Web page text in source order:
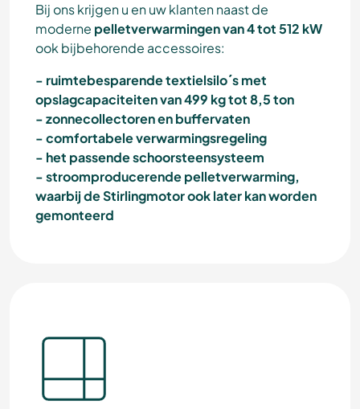
Bij ons krijgen u en uw klanten naast de
moderne pelletverwarmingen van 4 tot 512 kW
ook bijbehorende accessoires:
- ruimtebesparende textielsilo´s met
opslagcapaciteiten van 499 kg tot 8,5 ton
- zonnecollectoren en buffervaten
- comfortabele verwarmingsregeling
- het passende schoorsteensysteem
- stroomproducerende pelletverwarming,
waarbij de Stirlingmotor ook later kan worden
gemonteerd